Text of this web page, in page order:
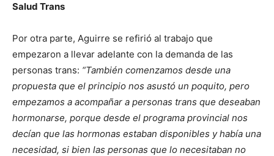
Salud Trans
Por otra parte, Aguirre se refirió al trabajo que
empezaron a llevar adelante con la demanda de las
personas trans: “También comenzamos desde una
propuesta que el principio nos asustó un poquito, pero
empezamos a acompañar a personas trans que deseaban
hormonarse, porque desde el programa provincial nos
decían que las hormonas estaban disponibles y había una
necesidad, si bien las personas que lo necesitaban no